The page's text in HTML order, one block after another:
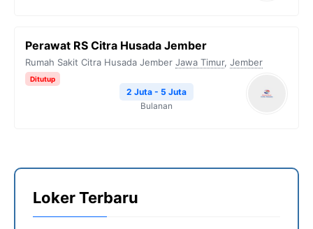
Perawat RS Citra Husada Jember
Rumah Sakit Citra Husada Jember Jawa Timur, Jember
Ditutup
2 Juta - 5 Juta
Bulanan
Loker Terbaru